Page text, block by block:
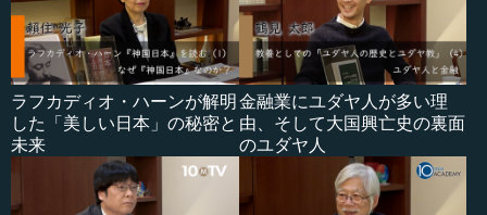
ラフカディオ・ハーンが解明
した「美しい日本」の秘密と
未来
金融業にユダヤ人が多い理
由、そして大国興亡史の裏面
のユダヤ人